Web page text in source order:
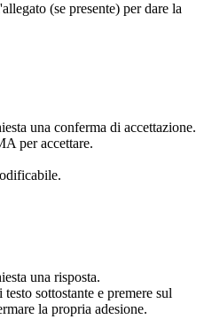
(se presente) per dare la
una conferma di accettazione.
per accettare.
una risposta.
sottostante e premere sul
la propria adesione.